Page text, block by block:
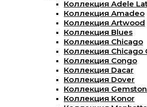
Коллекция Adele
Коллекция Amadeo
Коллекция Artwood
Коллекция Blues
Коллекция Chicago
Коллекция Chicago
Коллекция Congo
Коллекция Dacar
Коллекция Dover
Коллекция
Коллекция Konor